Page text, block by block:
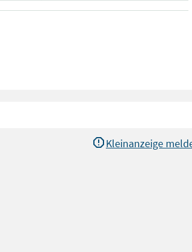
Kleinanzeige